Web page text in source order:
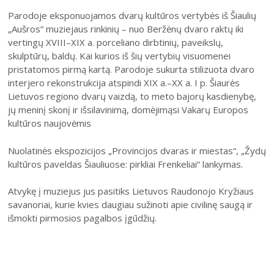
24
25 26 27 28 29
31
2026 (XXIII festivalis)
2025 (XXII festivalis)
2024 (XXI festivalis)
2023 (XX festivalis)
Parodoje eksponuojamos dvarų kultūros vertybės iš Šiaulių
„Aušros“ muziejaus rinkinių – nuo Beržėnų dvaro raktų iki
vertingų XVIII–XIX a. porceliano dirbtinių, paveikslų,
skulptūrų, baldų. Kai kurios iš šių vertybių visuomenei
pristatomos pirmą kartą. Parodoje sukurta stilizuota dvaro
interjero rekonstrukcija atspindi XIX a.–XX a. I p. Šiaurės
Lietuvos regiono dvarų vaizdą, to meto bajorų kasdienybę,
jų meninį skonį ir išsilavinimą, domėjimąsi Vakarų Europos
kultūros naujovėmis
Nuolatinės ekspozicijos „Provincijos dvaras ir miestas“, „Žydų
kultūros paveldas Šiauliuose: pirkliai Frenkeliai“ lankymas.
Atvykę į muziejus jus pasitiks Lietuvos Raudonojo Kryžiaus
savanoriai, kurie kvies daugiau sužinoti apie civilinę saugą ir
išmokti pirmosios pagalbos įgūdžių.